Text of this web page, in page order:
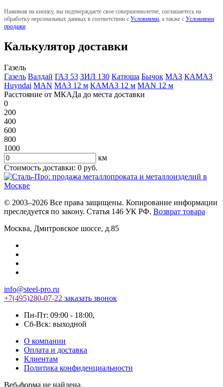
Нажимая на кнопку, вы подтверждаете свое совершеннолетие, соглашаетесь на
обработку персональных данных в соответствии с Условиями , а также с Условиями
продажи
Калькулятор доставки
Газель
Газель Валдай ГАЗ 53 ЗИЛ 130 Катюша Бычок МАЗ КАМАЗ
Huyndai MAN МАЗ 12 м КАМАЗ 12 м MAN 12 м
Расстояние от МКАДа до места доставки
0
200
400
600
800
1000
км
Стоимость доставки: 0 руб.
© 2003–2026 Все права защищены. Копирование информации
преследуется по закону. Статья 146 УК РФ. Возврат товара
Москва, Дмитровское шоссе, д.85
info@steel-pro.ru
+7(495)280-07-22 заказать звонок
Пн-Пт: 09:00 - 18:00,
Cб-Вск: выходной
О компании
Оплата и доставка
Клиентам
Политика конфиденциальности
Веб-форма не найдена.